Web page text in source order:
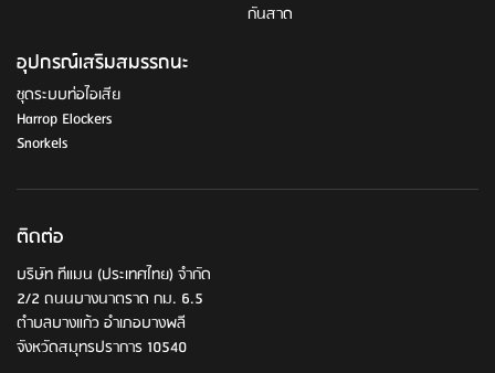
กันสาด
อุปกรณ์เสริมสมรรถนะ
ชุดระบบท่อไอเสีย
Harrop Elockers
Snorkels
ติดต่อ
บริษัท ทีแมน (ประเทศไทย) จำกัด
2/2 ถนนบางนาตราด กม. 6.5
ตำบลบางแก้ว อำเภอบางพลี
จังหวัดสมุทรปราการ 10540